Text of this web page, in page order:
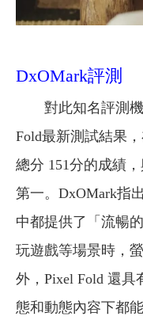
DxOMark評測
對此知名評測
Fold最新測試結果
總分 151分的成績
第一。DxOMark指
中都提供了「流暢
玩遊戲等場景時，
外，Pixel Fold 還
態和動態內容下都